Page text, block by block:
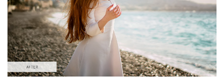
Matte Complete
(130 Lr Presets)
Entire Collection